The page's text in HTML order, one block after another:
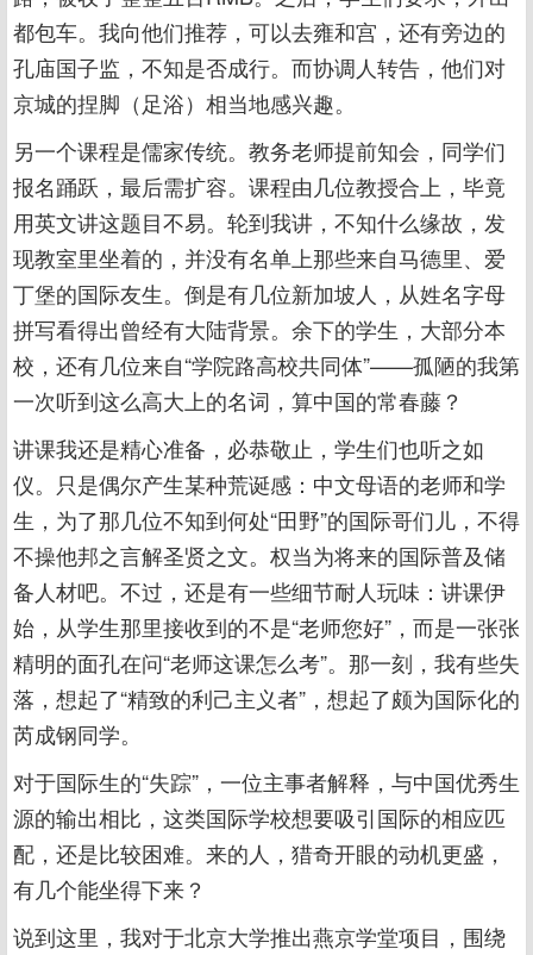
都包车。我向他们推荐，可以去雍和宫，还有旁边的
孔庙国子监，不知是否成行。而协调人转告，他们对
京城的捏脚（足浴）相当地感兴趣。
另一个课程是儒家传统。教务老师提前知会，同学们
报名踊跃，最后需扩容。课程由几位教授合上，毕竟
用英文讲这题目不易。轮到我讲，不知什么缘故，发
现教室里坐着的，并没有名单上那些来自马德里、爱
丁堡的国际友生。倒是有几位新加坡人，从姓名字母
拼写看得出曾经有大陆背景。余下的学生，大部分本
校，还有几位来自“学院路高校共同体”——孤陋的我第
一次听到这么高大上的名词，算中国的常春藤？
讲课我还是精心准备，必恭敬止，学生们也听之如
仪。只是偶尔产生某种荒诞感：中文母语的老师和学
生，为了那几位不知到何处“田野”的国际哥们儿，不得
不操他邦之言解圣贤之文。权当为将来的国际普及储
备人材吧。不过，还是有一些细节耐人玩味：讲课伊
始，从学生那里接收到的不是“老师您好”，而是一张张
精明的面孔在问“老师这课怎么考”。那一刻，我有些失
落，想起了“精致的利己主义者”，想起了颇为国际化的
芮成钢同学。
对于国际生的“失踪”，一位主事者解释，与中国优秀生
源的输出相比，这类国际学校想要吸引国际的相应匹
配，还是比较困难。来的人，猎奇开眼的动机更盛，
有几个能坐得下来？
说到这里，我对于北京大学推出燕京学堂项目，围绕